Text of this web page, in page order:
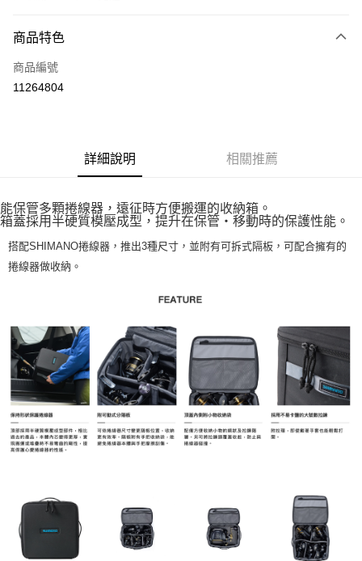
信用卡一次付款
超商取貨付款
全家取貨付款
每筆NT$60，滿NT$1,900(含以上)免運費
7-11取貨付款
每筆NT$60
付款後7-11取貨
每筆NT$60，滿NT$1,900(含以上)免運費
商品特色
商品編號
11264804
詳細說明 相關推薦
能保管多顆捲線器，遠征時方便搬運的收納箱。
箱蓋採用半硬質模壓成型，提升在保管‧移動時的保護性能。
搭配SHIMANO捲線器，推出3種尺寸，並附有可拆式隔板，可配合擁有的
捲線器做收納。